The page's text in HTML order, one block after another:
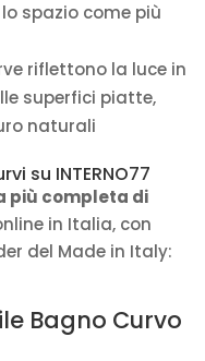
spazio come più
riflettono la luce in
superfici piatte,
naturali
su INTERNO77
più completa di
in Italia, con
del Made in Italy:
Bagno Curvo